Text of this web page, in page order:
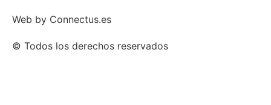
Web by Connectus.es
© Todos los derechos reservados